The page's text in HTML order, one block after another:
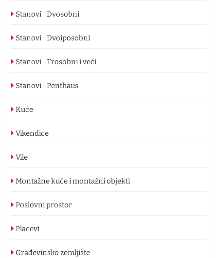
Stanovi | Dvosobni
Stanovi | Dvoiposobni
Stanovi | Trosobni i veći
Stanovi | Penthaus
Kuće
Vikendice
Vile
Montažne kuće i montažni objekti
Poslovni prostor
Placevi
Građevinsko zemljište